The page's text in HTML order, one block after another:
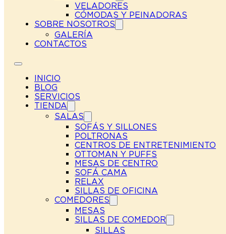
VELADORES
CÓMODAS Y PEINADORAS
SOBRE NOSOTROS
GALERÍA
CONTACTOS
INICIO
BLOG
SERVICIOS
TIENDA
SALAS
SOFÁS Y SILLONES
POLTRONAS
CENTROS DE ENTRETENIMIENTO
OTTOMAN Y PUFFS
MESAS DE CENTRO
SOFÁ CAMA
RELAX
SILLAS DE OFICINA
COMEDORES
MESAS
SILLAS DE COMEDOR
SILLAS